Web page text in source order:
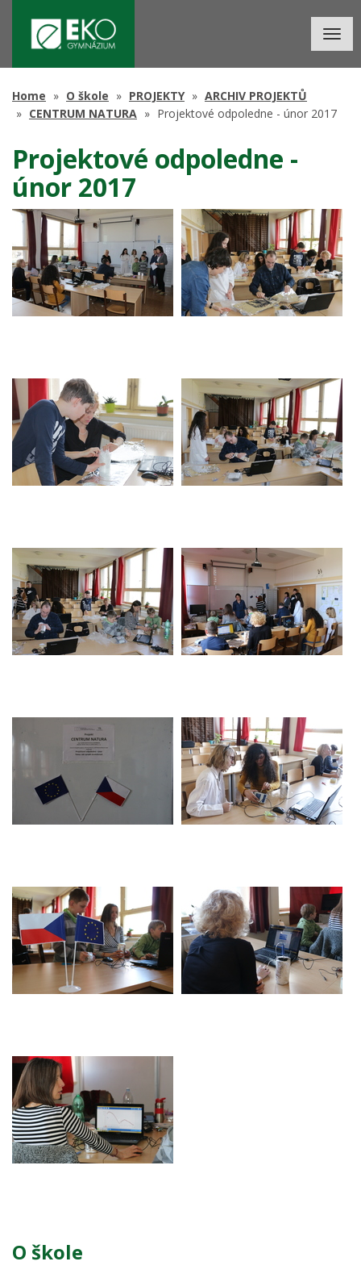
Home O škole PROJEKTY
ARCHIV PROJEKTŮ
CENTRUM NATURA
Projektové odpoledne - únor 2017
Projektové odpoledne -
únor 2017
O škole